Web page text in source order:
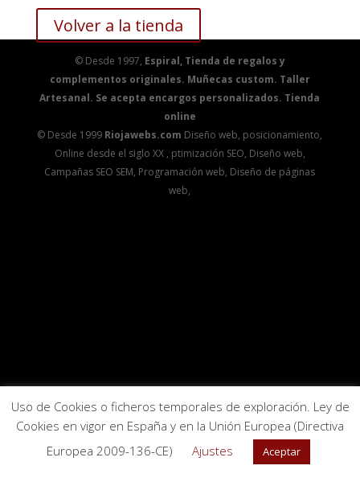
Volver a la tienda
© Desde 1997, Espiral, Tienda de regalos y
complementos originales. Muñecas custom. Taller
Artesanal. Se acepta encargos personalizados. Tienda
online
© Desde 1999 Riojawebs.com Diseño web, posicionamiento,
Online desde el siglo XX , ptimización SEO, Diseño web,
Campañas SEO SEM, Programación web, Diseño de páginas
web,
Uso de Cookies o ficheros temporales de exploración. Ley de
Cookies en vigor en España y en la Unión Europea (Directiva
Europea 2009-136-CE)
Ajustes Aceptar